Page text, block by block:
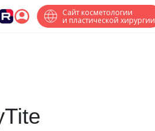
Сайт косметологии
и пластической хирургии